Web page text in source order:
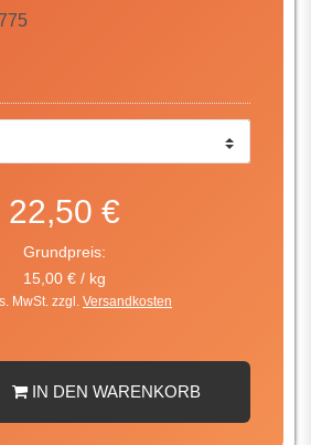
22,50 €
Grundpreis:
15,00 € / kg
MwSt. zzgl. Versandkosten
IN DEN WARENKORB